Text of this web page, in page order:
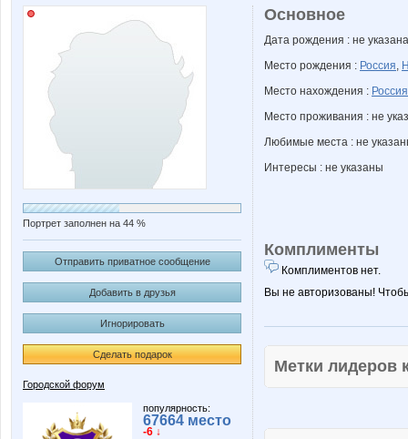
Портрет заполнен на 44 %
Отправить приватное сообщение
Добавить в друзья
Игнорировать
Сделать подарок
Городской форум
популярность:
67664 место
-6 ↓
Основное
Дата рождения : не указана
Место рождения : Россия,
Место нахождения : Россия
Место проживания : не
Любимые места : не
Интересы : не указаны
Комплименты
Комплиментов нет.
Вы не авторизованы!
Метки